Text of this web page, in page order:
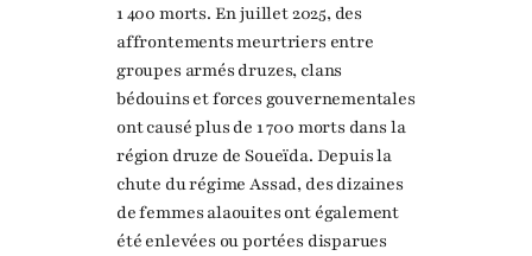
1 400 morts. En juillet 2025, des
affrontements meurtriers entre
groupes armés druzes, clans
bédouins et forces gouvernementales
ont causé plus de 1 700 morts dans la
région druze de Soueïda. Depuis la
chute du régime Assad, des dizaines
de femmes alaouites ont également
été enlevées ou portées disparues